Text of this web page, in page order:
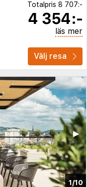
Totalpris 8 707:-
4 354:-
läs mer
Välj resa
1/10
▶︎